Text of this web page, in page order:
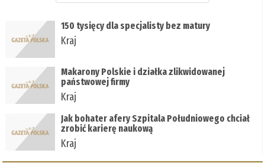
150 tysięcy dla specjalisty bez matury
Kraj
Makarony Polskie i działka zlikwidowanej
państwowej firmy
Kraj
Jak bohater afery Szpitala Południowego chciał
zrobić karierę naukową
Kraj